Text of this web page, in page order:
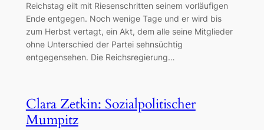
Reichstag eilt mit Riesenschritten seinem vorläufigen
Ende entgegen. Noch wenige Tage und er wird bis
zum Herbst vertagt, ein Akt, dem alle seine Mitglieder
ohne Unterschied der Partei sehnsüchtig
entgegensehen. Die Reichsregierung…
Clara Zetkin: Sozialpolitischer
Mumpitz